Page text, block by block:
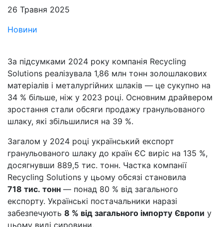
26 Травня 2025
Новини
За підсумками 2024 року компанія Recycling
Solutions реалізувала 1,86 млн тонн золошлакових
матеріалів і металургійних шлаків — це сукупно на
34 % більше, ніж у 2023 році. Основним драйвером
зростання стали обсяги продажу гранульованого
шлаку, які збільшилися на 39 %.
Загалом у 2024 році український експорт
гранульованого шлаку до країн ЄС виріс на 135 %,
досягнувши 889,5 тис. тонн. Частка компанії
Recycling Solutions у цьому обсязі становила
718 тис. тонн — понад 80 % від загального
експорту. Українські постачальники наразі
забезпечують 8 % від загального імпорту Європи у
цьому виді сировини.